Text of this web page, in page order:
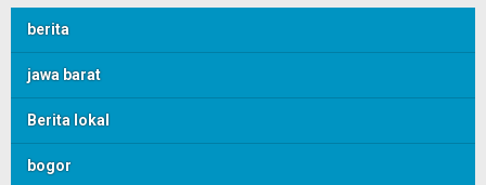
berita
jawa barat
Berita lokal
bogor